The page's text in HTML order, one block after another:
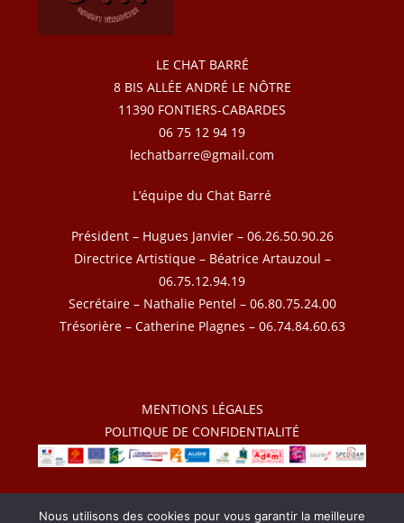
LE CHAT BARRÉ
8 BIS ALLÉE ANDRÉ LE NÔTRE
11390 FONTIERS-CABARDES
06 75 12 94 19
lechatbarre@gmail.com
L’équipe du Chat Barré
Président – Hugues Janvier – 06.26.50.90.26
Directrice Artistique – Béatrice Artauzoul –
06.75.12.94.19
Secrétaire – Nathalie Pentel – 06.80.75.24.00
Trésorière – Catherine Plagnes – 06.74.84.60.63
MENTIONS LÉGALES
POLITIQUE DE CONFIDENTIALITÉ
2026 – Le Chat Barré – Tous droits réservés
Nous utilisons des cookies pour vous garantir la meilleure